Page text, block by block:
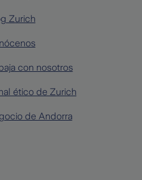
Zurich
con nosotros
ético de Zurich
de Andorra